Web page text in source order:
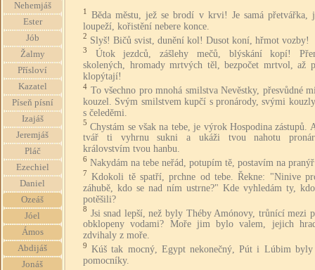
Nehemjáš
Ester
Jób
Žalmy
Přísloví
Kazatel
Píseň písní
Izajáš
Jeremjáš
Pláč
Ezechiel
Daniel
Ozeáš
Jóel
Ámos
Abdijáš
Jonáš
1
Běda městu, jež se brodí v krvi! Je samá přetvářka,
loupeží, kořistění nebere konce.
2 Slyš! Bičů svist, dunění kol! Dusot koní, hřmot vozby!
3
Útok jezdců, zášlehy mečů, blýskání kopí!
skolených, hromady mrtvých těl, bezpočet mrtvol, až
klopýtají!
4 To všechno pro mnohá smilstva Nevěstky, přesvůdné
kouzel. Svým smilstvem kupčí s pronárody, svými
s čeleděmi.
5 Chystám se však na tebe, je výrok Hospodina zástupů.
tvář ti vyhrnu sukni a ukáži tvou nahotu
královstvím tvou hanbu.
6 Nakydám na tebe neřád, potupím tě, postavím na
7
Kdokoli tě spatří, prchne od tebe. Řekne: "Ninive
záhubě, kdo se nad ním ustrne?" Kde vyhledám ty,
potěšili?
8 Jsi snad lepší, než byly Théby Amónovy, trůnící mezi
obklopeny vodami? Moře jim bylo valem, jejich
zdvihaly z moře.
9
Kúš tak mocný, Egypt nekonečný, Pút i Lúbim
pomocníky.